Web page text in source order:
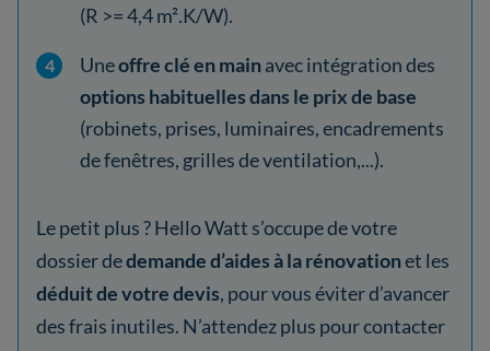
(R >= 4,4 m².K/W).
Uneoffre clé en mainavec intégration des
options habituelles dans le prix de base
(robinets, prises, luminaires, encadrements
de fenêtres, grilles de ventilation,...).
Le petit plus ? Hello Watt s’occupe de votre
dossier dedemande d’aides à la rénovationet les
déduit de votre devis, pour vous éviter d’avancer
des frais inutiles. N’attendez plus pour contacter